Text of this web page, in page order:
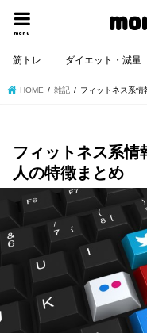
menu
筋トレ ダイエット・減量
HOME 雑記 フィットネス系情
フィットネス系情
人の特徴まとめ